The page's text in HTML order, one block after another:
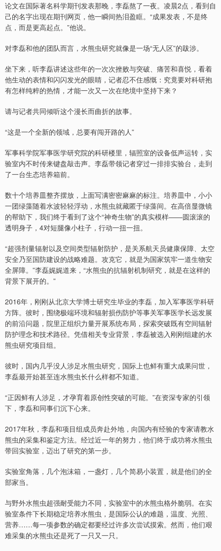
论文在国际著名科学期刊发表那晚，李磊熬了一夜。凌晨2点，看到自
己的名字出现在期刊网页，他一瞬间热泪盈眶。“成果发表，不是终
点，而是更高起点。”他说。
对李磊和他的团队而言，水熊虫研究就像是一场“无人区”的跋涉。
坐下来，听李磊讲述这些年的一次次挫败与突破、痛苦和喜悦，看着
他生动的表情和闪闪发光的眼睛，记者忍不住感慨：究竟要对科研抱
有怎样纯粹的热情，才能一次又一次在绝境中坚持下来？
请与记者共同倾听这个漫长而曲折的故事。
“这是一个全新的领域，总要有闯开路的人”
军事科学院军事医学研究院的科研楼里，辐照室的设备低声运转，实
验室内不时传来键盘敲击声。李磊带领记者穿过一排排实验台，走到
了一台生态培养箱前。
数十个培养皿整齐摆放，上面写满密密麻麻的标注。培养皿中，小小
一团绿藻随着水波轻轻浮动，水熊虫就藏匿于绿藻间。在高倍显微镜
的帮助下，我们终于看到了这个“神奇生物”的真实模样——圆滚滚的
透明身子，4对短腿像小柱子，行动一扭一扭。
“超强剂量辐射以及空间类型辐射防护，是关系航天员健康保障、太空
安全乃至国防建设的战略难题。攻克它，就是为国家筑牢一道生物安
全屏障。”李磊娓娓道来，“水熊虫的抗辐射机制研究，就是在这样的
背景下展开的。”
2016年，刚刚从北京大学博士研究生毕业的李磊，加入军事医学科研
方阵。彼时，围绕极端环境和辐射损伤防护等事关军事医学长远发展
的前沿问题，院里正组织力量开展系统布局，探索突破既有空间辐射
防护理念和技术路径。凭借相关专业背景，李磊被选入刚刚组建的水
熊虫研究项目组。
彼时，国内几乎没人涉足水熊虫研究，国际上也鲜有重大成果问世，
李磊最开始甚至连水熊虫长什么样都不知道。
“正因鲜有人涉足，才孕育着原创性突破的可能。”在资深专家的引领
下，李磊和同事们沉下心来。
2017年秋，李磊和项目组成员奔赴外地，向国内有经验的专家请教水
熊虫的采集和鉴定方法。经过近一年的努力，他们终于成功将水熊虫
带回实验室，迈出了研究的第一步。
实验室角落，几个泡沫箱，一盏灯，几个简易小装置，就是他们的全
部家当。
与野外水熊虫超强耐受能力不同，实验室中的水熊虫格外脆弱。在实
验室条件下长期稳定培养水熊虫，是国际公认的难题，温度、光照、
营养……每一项参数的确定都要经过许多次尝试摸索。然而，他们艰
难采集的水熊虫还是死了一只又一只。